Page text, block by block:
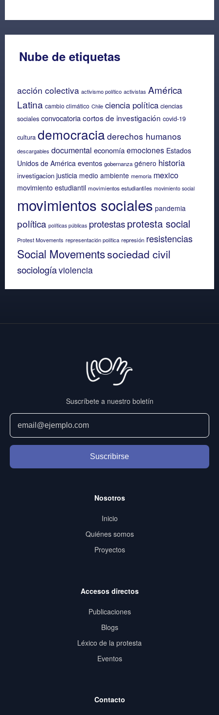
Nube de etiquetas
acción colectiva activismo político activistas América
Latina cambio climático Chile ciencia política ciencias
sociales convocatoriacortos de investigación covid-19
cultura democracia derechos humanos
descargables documental economíaemociones Estados
Unidos de América eventos gobernanza género historia
investigacion justicia medio ambiente memoria mexico
movimiento estudiantil movimientos estudiantiles movimiento social
movimientos sociales pandemia
política políticas públicas protestasprotesta social
Protest Movements representación política represión resistencias
Social Movementssociedad civil
sociologíaviolencia
Suscríbete a nuestro boletín
Suscribirse
Nosotros
Inicio
Quiénes somos
Proyectos
Accesos directos
Publicaciones
Blogs
Léxico de la protesta
Eventos
Contacto